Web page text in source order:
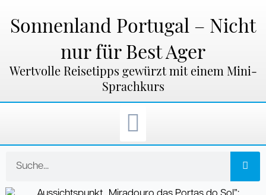
Inhalt
springen
Sonnenland Portugal – Nicht
nur für Best Ager
Wertvolle Reisetipps gewürzt mit einem Mini-
Sprachkurs